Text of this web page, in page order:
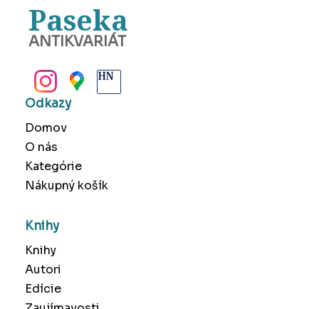
Paseka
ANTIKVARIÁT
Odkazy
Domov
O nás
Kategórie
Nákupný košík
Knihy
Knihy
Autori
Edície